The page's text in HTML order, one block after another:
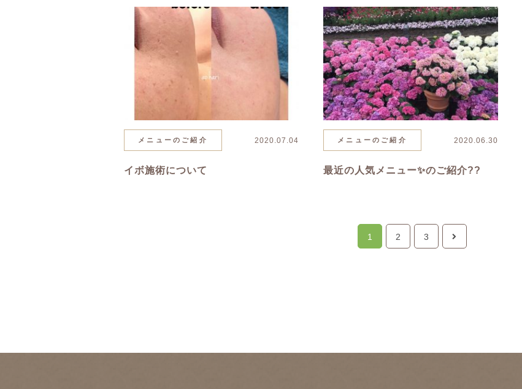
メニューのご紹介 2020.07.04
イボ施術について
メニューのご紹介 2020.06.30
最近の人気メニュー✨のご紹介??
1 2 3